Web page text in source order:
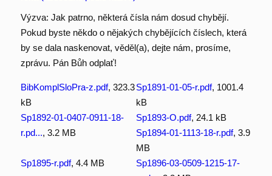
Výzva: Jak patrno, některá čísla nám dosud chybějí.
Pokud byste někdo o nějakých chybějících číslech, která
by se dala naskenovat, věděl(a), dejte nám, prosíme,
zprávu. Pán Bůh odplať!
BibKomplSloPra-z.pdf, 323.3
kB
Sp1891-01-05-r.pdf, 1001.4
kB
Sp1892-01-0407-0911-18-
r.pd..., 3.2 MB
Sp1893-O.pdf, 24.1 kB
Sp1894-01-1113-18-r.pdf, 3.9
MB
Sp1895-r.pdf, 4.4 MB
Sp1896-03-0509-1215-17-